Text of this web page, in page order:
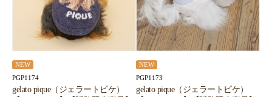
NEW
PGP1174
gelato pique（ジェラートピケ）
NEW
PGP1173
gelato pique（ジェラートピケ）